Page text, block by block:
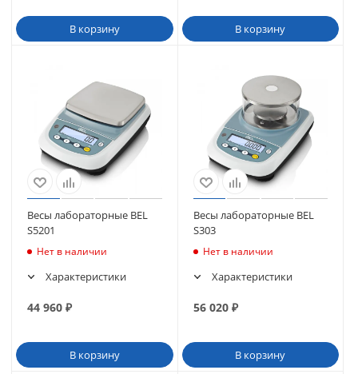
В корзину В корзину
Весы лабораторные BEL
S5201
Нет в наличии
Характеристики
44 960 ₽
В корзину
Весы лабораторные BEL
S303
Нет в наличии
Характеристики
56 020₽
В корзину